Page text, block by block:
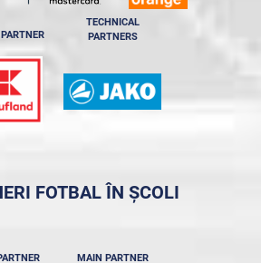
TECHNICAL
PARTNERS
FOTBAL ÎN ȘCOLI
MAIN PARTNER